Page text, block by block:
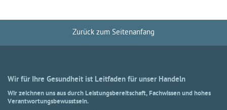
Zurück zum Seitenanfang
Wir für Ihre Gesundheit ist Leitfaden für unser Handeln
Wir zeichnen uns aus durch Leistungsbereitschaft, Fachwissen und hohes
Verantwortungsbewusstsein.